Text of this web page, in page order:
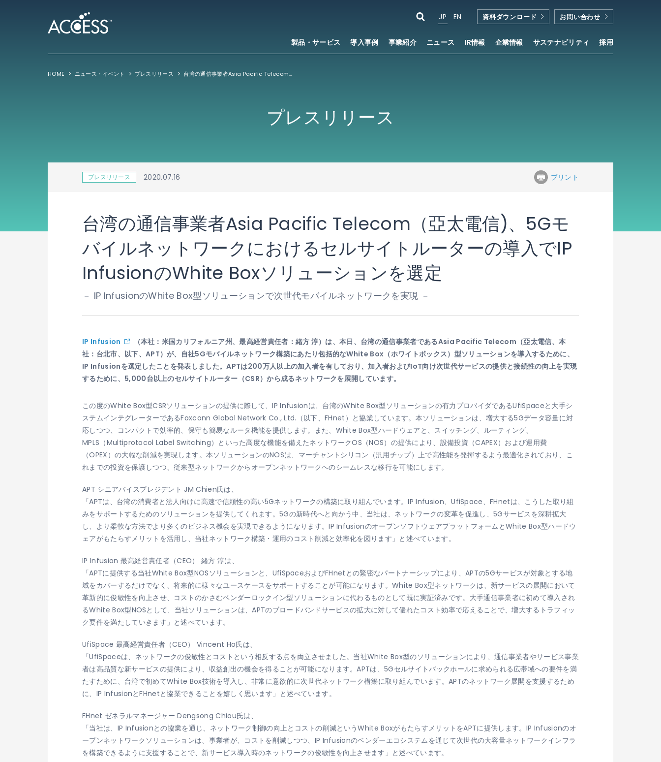
製品・サービス 導入事例 事業紹介 ニュース IR情報 企業情報 サステナビリティ 採用
JP EN 資料ダウンロード お問い合わせ
HOME ニュース・イベント プレスリリース 台湾の通信事業者Asia Pacific Telecom（亞太電信)、5Gモバイルネットワークにおけるセルサイトルーターの導入でIP InfusionのWhite Boxソリューションを選定
プレスリリース
プレスリリース 2020.07.16 プリント
台湾の通信事業者Asia Pacific Telecom（亞太電信)、5Gモ
バイルネットワークにおけるセルサイトルーターの導入でIP
InfusionのWhite Boxソリューションを選定
－ IP InfusionのWhite Box型ソリューションで次世代モバイルネットワークを実現 －
IP Infusion
（本社：米国カリフォルニア州、最高経営責任者：緒方 淳）は、本日、台湾の通信事業者であるAsia Pacific Telecom（亞太電信、本
社：台北市、以下、APT）が、自社5Gモバイルネットワーク構築にあたり包括的なWhite Box（ホワイトボックス）型ソリューションを導入するために、
IP Infusionを選定したことを発表しました。APTは200万人以上の加入者を有しており、加入者およびIoT向け次世代サービスの提供と接続性の向上を実現
するために、5,000台以上のセルサイトルーター（CSR）から成るネットワークを展開しています。
この度のWhite Box型CSRソリューションの提供に際して、IP Infusionは、台湾のWhite Box型ソリューションの有力プロバイダであるUfiSpaceと大手シ
ステムインテグレーターであるFoxconn Global Network Co., Ltd.（以下、FHnet）と協業しています。本ソリューションは、増大する5Gデータ容量に対
応しつつ、コンパクトで効率的、保守も簡易なルータ機能を提供します。また、White Box型ハードウェアと、スイッチング、ルーティング、
MPLS（Multiprotocol Label Switching）といった高度な機能を備えたネットワークOS（NOS）の提供により、設備投資（CAPEX）および運用費
（OPEX）の大幅な削減を実現します。本ソリューションのNOSは、マーチャントシリコン（汎用チップ）上で高性能を発揮するよう最適化されており、こ
れまでの投資を保護しつつ、従来型ネットワークからオープンネットワークへのシームレスな移行を可能にします。
APT シニアバイスプレジデント JM Chien氏は、
「APTは、台湾の消費者と法人向けに高速で信頼性の高い5Gネットワークの構築に取り組んでいます。IP Infusion、UfiSpace、FHnetは、こうした取り組
みをサポートするためのソリューションを提供してくれます。5Gの新時代へと向かう中、当社は、ネットワークの変革を促進し、5Gサービスを深耕拡大
し、より柔軟な方法でより多くのビジネス機会を実現できるようになります。IP InfusionのオープンソフトウェアプラットフォームとWhite Box型ハードウ
ェアがもたらすメリットを活用し、当社ネットワーク構築・運用のコスト削減と効率化を図ります」と述べています。
IP Infusion 最高経営責任者（CEO） 緒方 淳は、
「APTに提供する当社White Box型NOSソリューションと、UfiSpaceおよびFHnetとの緊密なパートナーシップにより、APTの5Gサービスが対象とする地
域をカバーするだけでなく、将来的に様々なユースケースをサポートすることが可能になります。White Box型ネットワークは、新サービスの展開において
革新的に俊敏性を向上させ、コストのかさむベンダーロックイン型ソリューションに代わるものとして既に実証済みです。大手通信事業者に初めて導入され
るWhite Box型NOSとして、当社ソリューションは、APTのブロードバンドサービスの拡大に対して優れたコスト効率で応えることで、増大するトラフィッ
ク要件を満たしていきます」と述べています。
UfiSpace 最高経営責任者（CEO） Vincent Ho氏は、
「UfiSpaceは、ネットワークの俊敏性とコストという相反する点を両立させました。当社White Box型のソリューションにより、通信事業者やサービス事業
者は高品質な新サービスの提供により、収益創出の機会を得ることが可能になります。APTは、5Gセルサイトバックホールに求められる広帯域への要件を満
たすために、台湾で初めてWhite Box技術を導入し、非常に意欲的に次世代ネットワーク構築に取り組んでいます。APTのネットワーク展開を支援するため
に、IP InfusionとFHnetと協業できることを嬉しく思います」と述べています。
FHnet ゼネラルマネージャー Dengsong Chiou氏は、
「当社は、IP Infusionとの協業を通じ、ネットワーク制御の向上とコストの削減というWhite BoxがもたらすメリットをAPTに提供します。IP Infusionのオ
ープンネットワークソリューションは、事業者が、コストを削減しつつ、IP Infusionのベンダーエコシステムを通じて次世代の大容量ネットワークインフラ
を構築できるように支援することで、新サービス導入時のネットワークの俊敏性を向上させます」と述べています。